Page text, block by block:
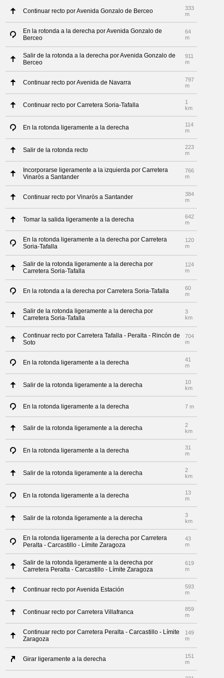
Continuar recto por Avenida Gonzalo de Berceo
333
m
En la rotonda a la derecha por Avenida Gonzalo de
Berceo
64
m
Salir de la rotonda a la derecha por Avenida Gonzalo de
Berceo
911
m
Continuar recto por Avenida de Navarra
797
m
Continuar recto por Carretera Soria-Tafalla
1
km
En la rotonda ligeramente a la derecha
114
m
Salir de la rotonda recto
223
m
Incorporarse ligeramente a la izquierda por Carretera
Vinaròs a Santander
766
m
Continuar recto por Vinaròs a Santander
384
m
Tomar la salida ligeramente a la derecha
642
m
En la rotonda ligeramente a la derecha por Carretera
Soria-Tafalla
120
m
Salir de la rotonda ligeramente a la derecha por
Carretera Soria-Tafalla
124
m
En la rotonda a la derecha por Carretera Soria-Tafalla
60
m
Salir de la rotonda ligeramente a la derecha por
Carretera Soria-Tafalla
3
km
Continuar recto por Carretera Tafalla - Peralta - Rincón de
Soto
704
m
En la rotonda ligeramente a la derecha
41
m
Salir de la rotonda ligeramente a la derecha
10
km
En la rotonda ligeramente a la derecha 7 m
Salir de la rotonda ligeramente a la derecha
2
km
En la rotonda ligeramente a la derecha
31
m
Salir de la rotonda ligeramente a la derecha
2
km
En la rotonda ligeramente a la derecha
13
m
Salir de la rotonda ligeramente a la derecha
3
km
En la rotonda ligeramente a la derecha por Carretera
Peralta - Carcastillo - Límite Zaragoza
43
m
Salir de la rotonda ligeramente a la derecha por
Carretera Peralta - Carcastillo - Límite Zaragoza
619
m
Continuar recto por Avenida Estación
593
m
Continuar recto por Carretera Villafranca
859
m
Continuar recto por Carretera Peralta - Carcastillo - Límite
Zaragoza
149
m
Girar ligeramente a la derecha
151
m